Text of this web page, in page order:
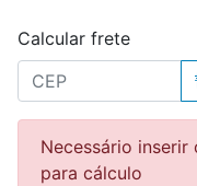
Calcular frete
Necessário
para cálculo